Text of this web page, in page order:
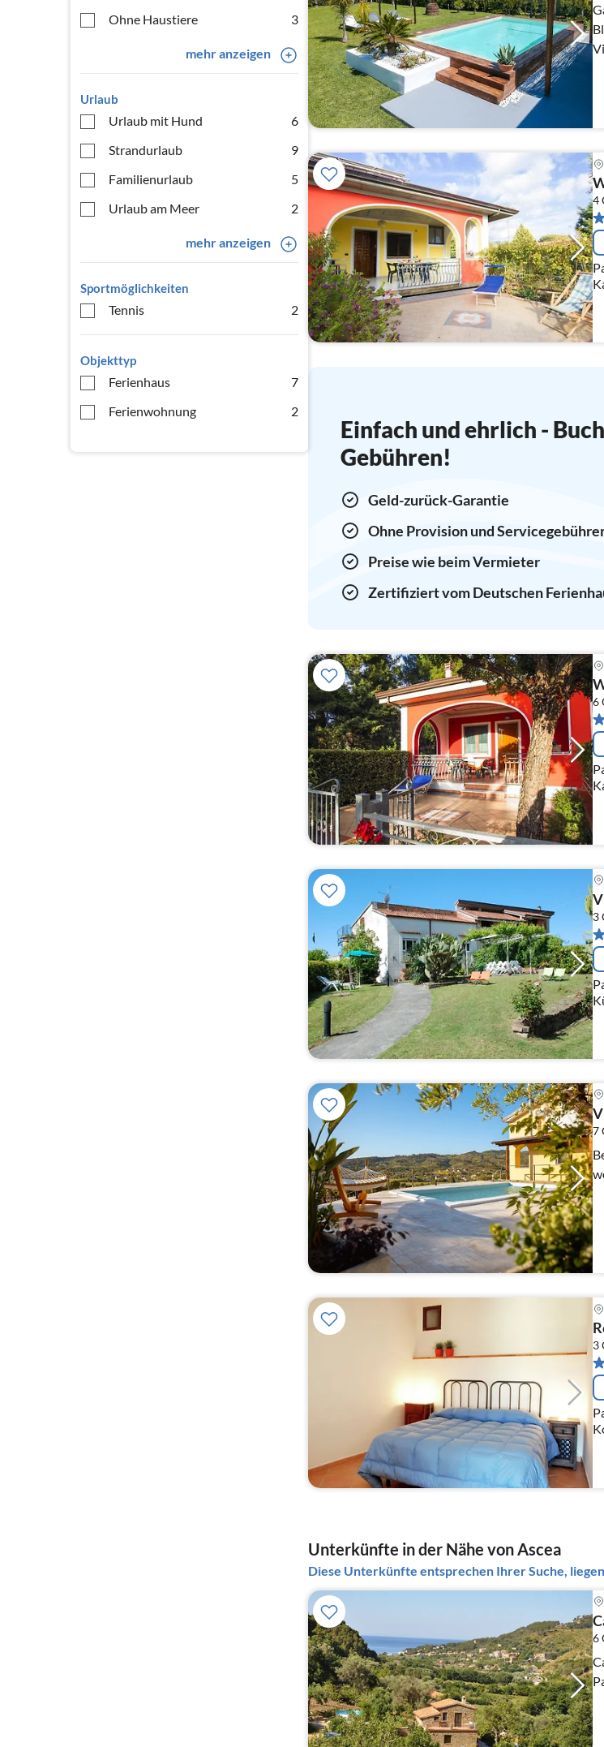
Ohne Haustiere
3
mehr anzeigen
Urlaub
Urlaub mit Hund
6
Strandurlaub
9
Familienurlaub
5
Urlaub am Meer
2
mehr anzeigen
Sportmöglichkeiten
Tennis 2
Objekttyp
Ferienhaus
7
Ferienwohnung
2
4
Einfach und ehrlich -
Gebühren!
Geld-zurück-Garantie
Ohne Provision und
Preise wie beim Vermieter
Zertifiziert vom Deutschen
6
3
7
3
Unterkünfte in der Nähe von Ascea
Diese Unterkünfte entsprechen Ihrer Suche,
6